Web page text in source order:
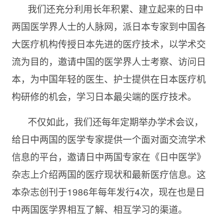
我们还充分利用长年积累、建立起来的日中
两国医学界人士的人脉网，派日本专家到中国各
大医疗机构传授日本先进的医疗技术，以学术交
流为目的，邀请中国的医学界人士考察、访问日
本，为中国年轻的医生、护士提供在日本医疗机
构研修的机会，学习日本最尖端的医疗技术。
不仅如此，我们还每年定期举办学术会议，
给日中两国的医学专家提供一个面对面交流学术
信息的平台，邀请日中两国专家在《日中医学》
杂志上介绍两国的医疗现状和最新医疗信息。这
本杂志创刊于1986年每年发行4次，现在也是日
中两国医学界相互了解、相互学习的渠道。